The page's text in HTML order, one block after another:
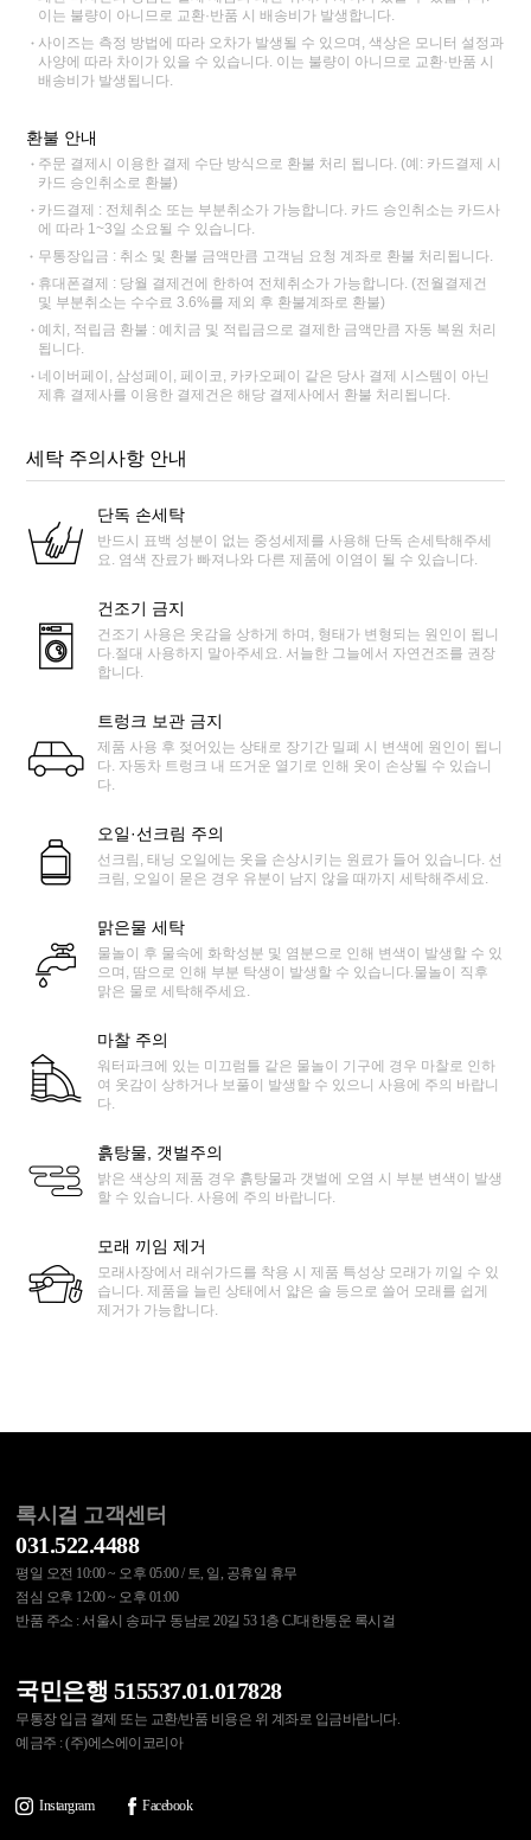
이는 불량이 아니므로 교환·반품 시 배송비가 발생합니다.
사이즈는 측정 방법에 따라 오차가 발생될 수 있으며, 색상은 모니터 설정과
사양에 따라 차이가 있을 수 있습니다. 이는 불량이 아니므로 교환·반품 시
배송비가 발생됩니다.
환불 안내
주문 결제시 이용한 결제 수단 방식으로 환불 처리 됩니다. (예: 카드결제 시
카드 승인취소로 환불)
카드결제 : 전체취소 또는 부분취소가 가능합니다. 카드 승인취소는 카드사
에 따라 1~3일 소요될 수 있습니다.
무통장입금 : 취소 및 환불 금액만큼 고객님 요청 계좌로 환불 처리됩니다.
휴대폰결제 : 당월 결제건에 한하여 전체취소가 가능합니다. (전월결제건
및 부분취소는 수수료 3.6%를 제외 후 환불계좌로 환불)
예치, 적립금 환불 : 예치금 및 적립금으로 결제한 금액만큼 자동 복원 처리
됩니다.
네이버페이, 삼성페이, 페이코, 카카오페이 같은 당사 결제 시스템이 아닌
제휴 결제사를 이용한 결제건은 해당 결제사에서 환불 처리됩니다.
세탁 주의사항 안내
단독 손세탁
반드시 표백 성분이 없는 중성세제를 사용해 단독 손세탁해주세
요. 염색 잔료가 빠져나와 다른 제품에 이염이 될 수 있습니다.
건조기 금지
건조기 사용은 옷감을 상하게 하며, 형태가 변형되는 원인이 됩니
다.절대 사용하지 말아주세요. 서늘한 그늘에서 자연건조를 권장
합니다.
트렁크 보관 금지
제품 사용 후 젖어있는 상태로 장기간 밀폐 시 변색에 원인이 됩니
다. 자동차 트렁크 내 뜨거운 열기로 인해 옷이 손상될 수 있습니
다.
오일·선크림 주의
선크림, 태닝 오일에는 옷을 손상시키는 원료가 들어 있습니다. 선
크림, 오일이 묻은 경우 유분이 남지 않을 때까지 세탁해주세요.
맑은물 세탁
물놀이 후 물속에 화학성분 및 염분으로 인해 변색이 발생할 수 있
으며, 땀으로 인해 부분 탁생이 발생할 수 있습니다.물놀이 직후
맑은 물로 세탁해주세요.
마찰 주의
워터파크에 있는 미끄럼틀 같은 물놀이 기구에 경우 마찰로 인하
여 옷감이 상하거나 보풀이 발생할 수 있으니 사용에 주의 바랍니
다.
흙탕물, 갯벌주의
밝은 색상의 제품 경우 흙탕물과 갯벌에 오염 시 부분 변색이 발생
할 수 있습니다. 사용에 주의 바랍니다.
모래 끼임 제거
모래사장에서 래쉬가드를 착용 시 제품 특성상 모래가 끼일 수 있
습니다. 제품을 늘린 상태에서 얇은 솔 등으로 쓸어 모래를 쉽게
제거가 가능합니다.
록시걸 고객센터
031.522.4488
평일 오전 10:00 ~ 오후 05:00 / 토, 일, 공휴일 휴무
점심 오후 12:00 ~ 오후 01:00
반품 주소 : 서울시 송파구 동남로 20길 53 1층 CJ대한통운 록시걸
국민은행 515537.01.017828
무통장 입금 결제 또는 교환/반품 비용은 위 계좌로 입금바랍니다.
예금주 : (주)에스에이코리아
Instargram Facebook